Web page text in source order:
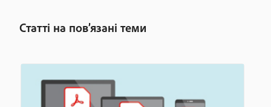
Статті на пов’язані теми